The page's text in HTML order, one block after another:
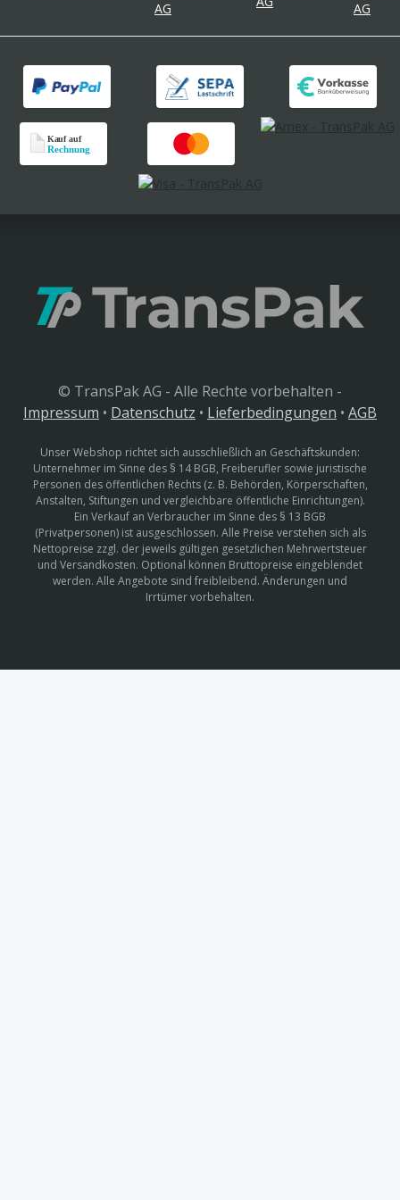
© TransPak AG - Alle Rechte vorbehalten -
Impressum • Datenschutz • Lieferbedingungen • AGB
Unser Webshop richtet sich ausschließlich an Geschäftskunden:
Unternehmer im Sinne des § 14 BGB, Freiberufler sowie juristische
Personen des öffentlichen Rechts (z. B. Behörden, Körperschaften,
Anstalten, Stiftungen und vergleichbare öffentliche Einrichtungen).
Ein Verkauf an Verbraucher im Sinne des § 13 BGB
(Privatpersonen) ist ausgeschlossen. Alle Preise verstehen sich als
Nettopreise zzgl. der jeweils gültigen gesetzlichen Mehrwertsteuer
und Versandkosten. Optional können Bruttopreise eingeblendet
werden. Alle Angebote sind freibleibend. Änderungen und
Irrtümer vorbehalten.